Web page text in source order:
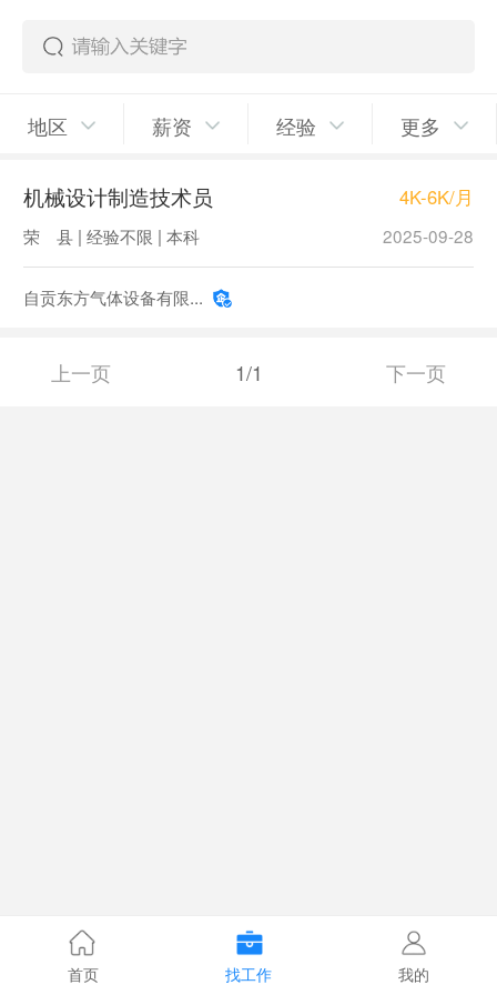
地区 薪资 经验 更多
机械设计制造技术员 4K-6K/月
荣 县 | 经验不限 | 本科 2025-09-28
自贡东方气体设备有限...
上一页 1/1 下一页
首页 找工作 我的